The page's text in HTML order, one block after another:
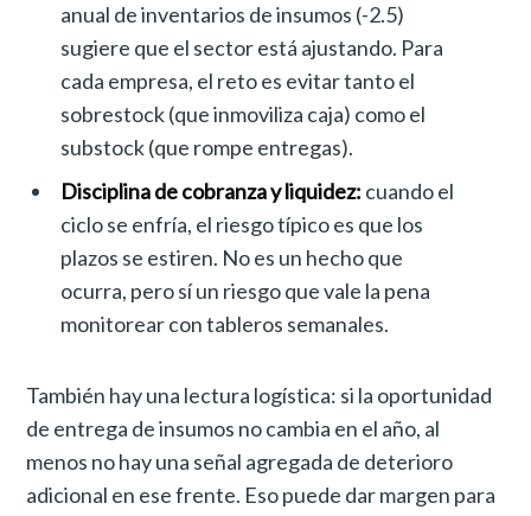
anual de inventarios de insumos (-2.5)
sugiere que el sector está ajustando. Para
cada empresa, el reto es evitar tanto el
sobrestock (que inmoviliza caja) como el
substock (que rompe entregas).
Disciplina de cobranza y liquidez: cuando el
ciclo se enfría, el riesgo típico es que los
plazos se estiren. No es un hecho que
ocurra, pero sí un riesgo que vale la pena
monitorear con tableros semanales.
También hay una lectura logística: si la oportunidad
de entrega de insumos no cambia en el año, al
menos no hay una señal agregada de deterioro
adicional en ese frente. Eso puede dar margen para